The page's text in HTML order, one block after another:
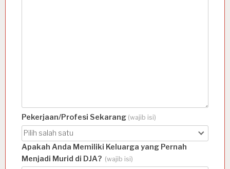
Pekerjaan/Profesi Sekarang (wajib isi)
Pilih salah satu
Apakah Anda Memiliki Keluarga yang Pernah
Menjadi Murid di DJA? (wajib isi)